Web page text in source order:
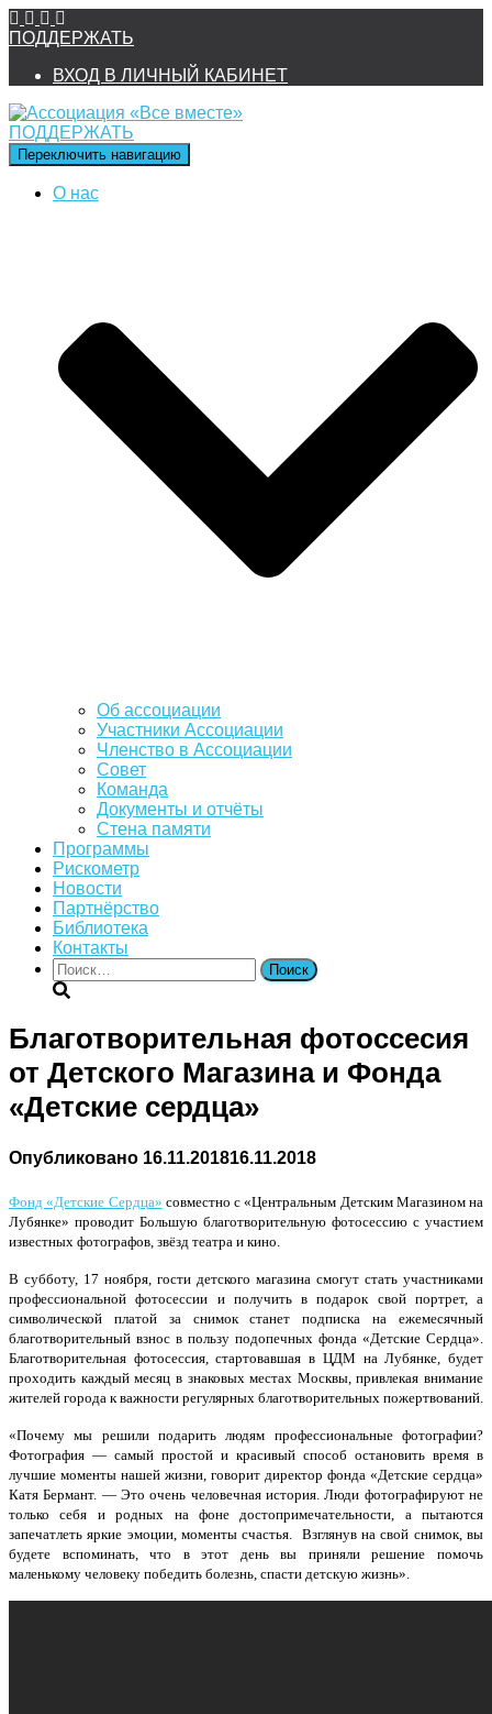
ПОДДЕРЖАТЬ
ВХОД В ЛИЧНЫЙ КАБИНЕТ
ПОДДЕРЖАТЬ
Переключить навигацию
О нас
Об ассоциации
Участники Ассоциации
Членство в Ассоциации
Совет
Команда
Документы и отчёты
Стена памяти
Программы
Рискометр
Новости
Партнёрство
Библиотека
Контакты
Найти:
Благотворительная фотоссесия
от Детского Магазина и Фонда
«Детские сердца»
Опубликовано 16.11.201816.11.2018
Фонд «Детские Сердца» совместно с «Центральным Детским Магазином на
Лубянке» проводит Большую благотворительную фотосессию с участием
известных фотографов, звёзд театра и кино.
В субботу, 17 ноября, гости детского магазина смогут стать участниками
профессиональной фотосессии и получить в подарок свой портрет, а
символической платой за снимок станет подписка на ежемесячный
благотворительный взнос в пользу подопечных фонда «Детские Сердца».
Благотворительная фотосессия, стартовавшая в ЦДМ на Лубянке, будет
проходить каждый месяц в знаковых местах Москвы, привлекая внимание
жителей города к важности регулярных благотворительных пожертвований.
«Почему мы решили подарить людям профессиональные фотографии?
Фотография — самый простой и красивый способ остановить время в
лучшие моменты нашей жизни, говорит директор фонда «Детские сердца»
Катя Бермант. — Это очень человечная история. Люди фотографируют не
только себя и родных на фоне достопримечательности, а пытаются
запечатлеть яркие эмоции, моменты счастья. Взглянув на свой снимок, вы
будете вспоминать, что в этот день вы приняли решение помочь
маленькому человеку победить болезнь, спасти детскую жизнь».